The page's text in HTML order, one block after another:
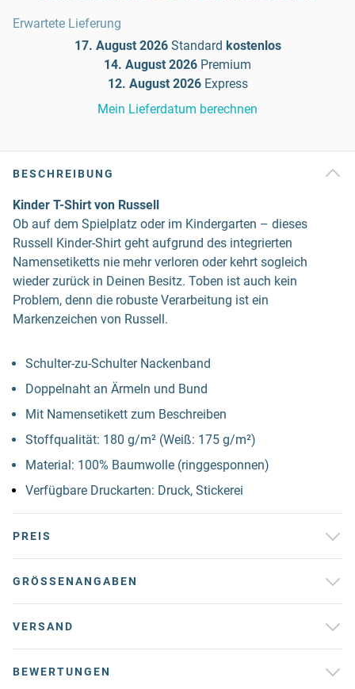
Erwartete Lieferung
17. August 2026 Standard kostenlos
14. August 2026 Premium
12. August 2026 Express
Mein Lieferdatum berechnen
BESCHREIBUNG
Kinder T-Shirt von Russell
Ob auf dem Spielplatz oder im Kindergarten – dieses
Russell Kinder-Shirt geht aufgrund des integrierten
Namensetiketts nie mehr verloren oder kehrt sogleich
wieder zurück in Deinen Besitz. Toben ist auch kein
Problem, denn die robuste Verarbeitung ist ein
Markenzeichen von Russell.
Schulter-zu-Schulter Nackenband
Doppelnaht an Ärmeln und Bund
Mit Namensetikett zum Beschreiben
Stoffqualität: 180 g/m² (Weiß: 175 g/m²)
Material: 100% Baumwolle (ringgesponnen)
Verfügbare Druckarten: Druck, Stickerei
PREIS
GRÖSSENANGABEN
VERSAND
BEWERTUNGEN